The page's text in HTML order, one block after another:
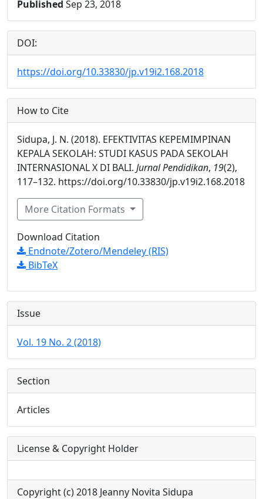
Published Sep 23, 2018
DOI:
https://doi.org/10.33830/jp.v19i2.168.2018
How to Cite
Sidupa, J. N. (2018). EFEKTIVITAS KEPEMIMPINAN
KEPALA SEKOLAH: STUDI KASUS PADA SEKOLAH
INTERNASIONAL X DI BALI. Jurnal Pendidikan, 19(2),
117–132. https://doi.org/10.33830/jp.v19i2.168.2018
More Citation Formats
Download Citation
Endnote/Zotero/Mendeley (RIS)
BibTeX
Issue
Vol. 19 No. 2 (2018)
Section
Articles
License & Copyright Holder
Copyright (c) 2018 Jeanny Novita Sidupa